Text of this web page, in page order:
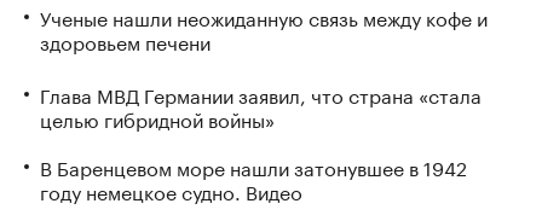
Ученые нашли неожиданную связь между кофе и
здоровьем печени
Глава МВД Германии заявил, что страна «стала
целью гибридной войны»
В Баренцевом море нашли затонувшее в 1942
году немецкое судно. Видео